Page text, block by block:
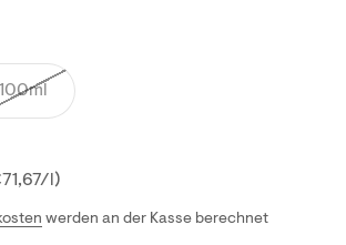
100ml
l)
werden an der Kasse berechnet